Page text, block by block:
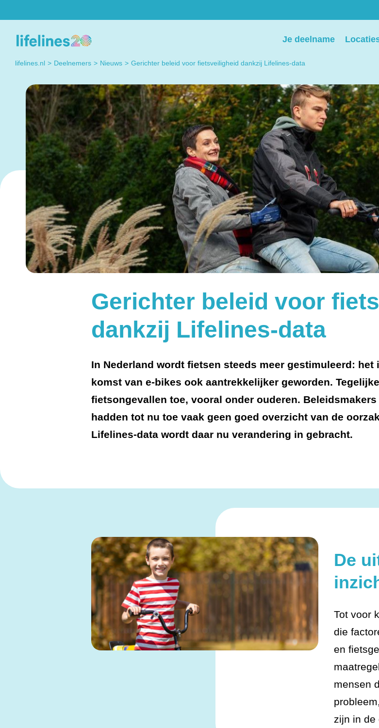
Deelnemers
op. Dat kan elke dag!
Contact met
Lifelines
Lifelines? Please contact
us, we're happy to help
you.
Contact us
Pers
we behandelen graag
verzoeken voor
interviews, opnames en
beeldmateriaal.
Stuur een e-mail
Je deelname
lifelines.nl Deelnemers Nieuws Gerichter beleid voor fietsveiligheid dankzij Lifelines-data
Gerichter beleid voor
dankzij Lifelines-data
In Nederland wordt fietsen steeds meer gestimuleerd: het
komst van e-bikes ook aantrekkelijker geworden.
fietsongevallen toe, vooral onder ouderen.
hadden tot nu toe vaak geen goed overzicht van de
Lifelines-data wordt daar nu verandering in gebracht.
De
Tot voor
die
en
mensen
zijn in de